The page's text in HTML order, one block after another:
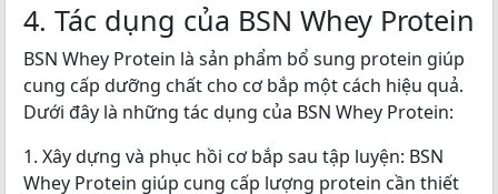
4. Tác dụng của BSN Whey Protein
BSN Whey Protein là sản phẩm bổ sung protein giúp
cung cấp dưỡng chất cho cơ bắp một cách hiệu quả.
Dưới đây là những tác dụng của BSN Whey Protein:
1. Xây dựng và phục hồi cơ bắp sau tập luyện: BSN
Whey Protein giúp cung cấp lượng protein cần thiết